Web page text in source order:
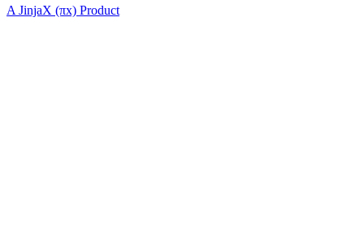
A JinjaX (πx) Product